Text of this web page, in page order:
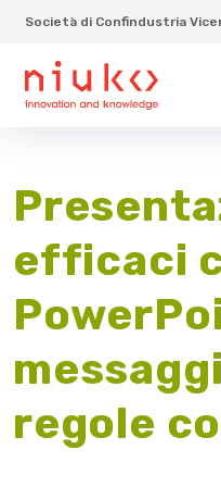
Società di Confindustria
efficaci
regole